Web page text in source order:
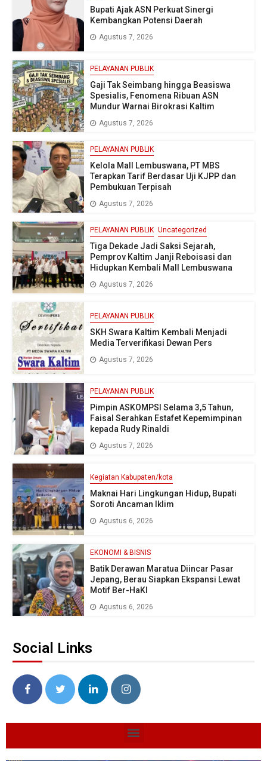
Bupati Ajak ASN Perkuat Sinergi
Kembangkan Potensi Daerah
Agustus 7, 2026
PELAYANAN PUBLIK
Gaji Tak Seimbang hingga Beasiswa
Spesialis, Fenomena Ribuan ASN
Mundur Warnai Birokrasi Kaltim
Agustus 7, 2026
PELAYANAN PUBLIK
Kelola Mall Lembuswana, PT MBS
Terapkan Tarif Berdasar Uji KJPP dan
Pembukuan Terpisah
Agustus 7, 2026
PELAYANAN PUBLIK Uncategorized
Tiga Dekade Jadi Saksi Sejarah,
Pemprov Kaltim Janji Reboisasi dan
Hidupkan Kembali Mall Lembuswana
Agustus 7, 2026
PELAYANAN PUBLIK
SKH Swara Kaltim Kembali Menjadi
Media Terverifikasi Dewan Pers
Agustus 7, 2026
PELAYANAN PUBLIK
Pimpin ASKOMPSI Selama 3,5 Tahun,
Faisal Serahkan Estafet Kepemimpinan
kepada Rudy Rinaldi
Agustus 7, 2026
Kegiatan Kabupaten/kota
Maknai Hari Lingkungan Hidup, Bupati
Soroti Ancaman Iklim
Agustus 6, 2026
EKONOMI & BISNIS
Batik Derawan Maratua Diincar Pasar
Jepang, Berau Siapkan Ekspansi Lewat
Motif Ber-HaKI
Agustus 6, 2026
Social Links